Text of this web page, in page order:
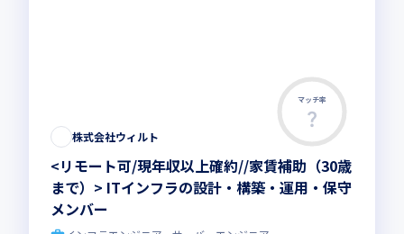
マッチ率
株式会社ウィルト
<リモート可/現年収以上確約//家賃補助（30歳
まで）> ITインフラの設計・構築・運用・保守
メンバー